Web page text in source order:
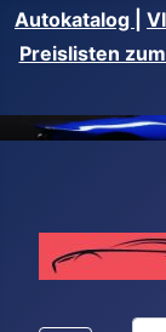
Autokatalog
Preislisten